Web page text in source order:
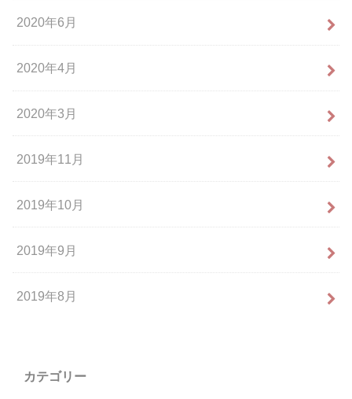
2020年6月
2020年4月
2020年3月
2019年11月
2019年10月
2019年9月
2019年8月
カテゴリー